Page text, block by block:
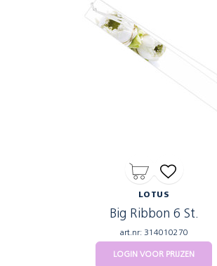
LOTUS
Big Ribbon 6 St.
art.nr: 314010270
LOGIN VOOR PRIJZEN